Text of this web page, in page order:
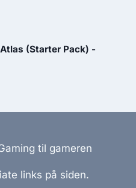
(Starter Pack) -
til gameren
links på siden.